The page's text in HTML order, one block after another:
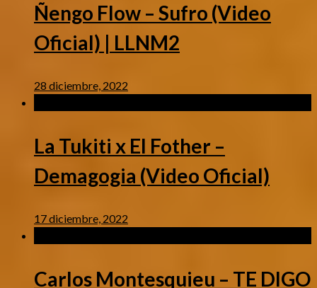
Ñengo Flow – Sufro (Video
Oficial) | LLNM2
28 diciembre, 2022
La Tukiti x El Fother –
Demagogia (Video Oficial)
17 diciembre, 2022
Carlos Montesquieu – TE DIGO